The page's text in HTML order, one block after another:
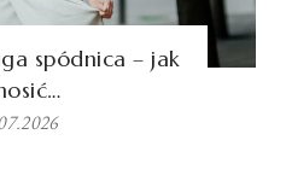
spódnica – jak